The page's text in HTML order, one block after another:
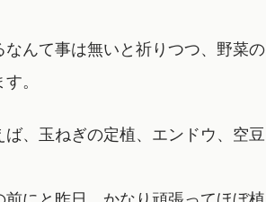
んて事は無いと祈りつつ、野菜の
。
、玉ねぎの定植、エンドウ、空豆
にと昨日、かなり頑張ってほぼ植